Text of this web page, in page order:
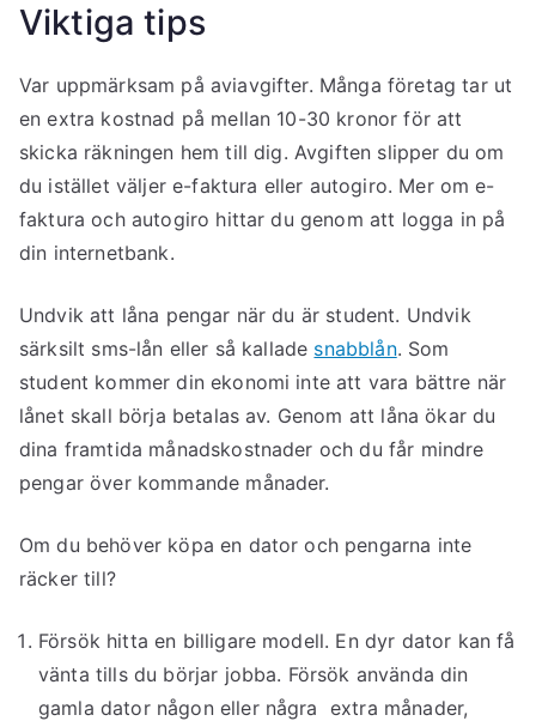
Viktiga tips
Var uppmärksam på aviavgifter. Många företag tar ut
en extra kostnad på mellan 10-30 kronor för att
skicka räkningen hem till dig. Avgiften slipper du om
du istället väljer e-faktura eller autogiro. Mer om e-
faktura och autogiro hittar du genom att logga in på
din internetbank.
Undvik att låna pengar när du är student. Undvik
särksilt sms-lån eller så kallade snabblån. Som
student kommer din ekonomi inte att vara bättre när
lånet skall börja betalas av. Genom att låna ökar du
dina framtida månadskostnader och du får mindre
pengar över kommande månader.
Om du behöver köpa en dator och pengarna inte
räcker till?
Försök hitta en billigare modell. En dyr dator kan få
vänta tills du börjar jobba. Försök använda din
gamla dator någon eller några extra månader,